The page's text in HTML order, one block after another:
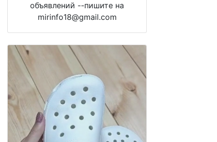
объявлений --пишите на
mirinfo18@gmail.com